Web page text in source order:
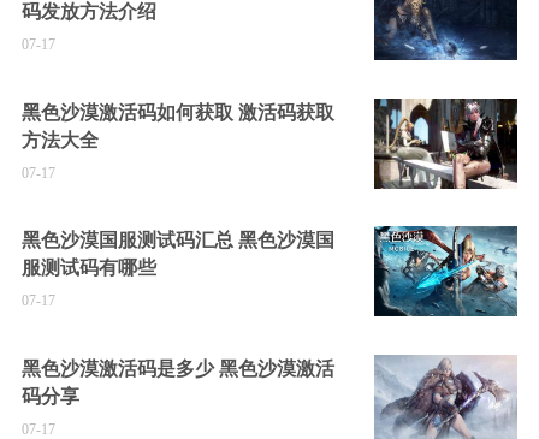
码发放方法介绍
07-17
黑色沙漠激活码如何获取 激活码获取
方法大全
07-17
黑色沙漠国服测试码汇总 黑色沙漠国
服测试码有哪些
07-17
黑色沙漠激活码是多少 黑色沙漠激活
码分享
07-17